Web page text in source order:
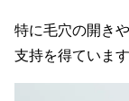
特に毛穴の開き
支持を得ています